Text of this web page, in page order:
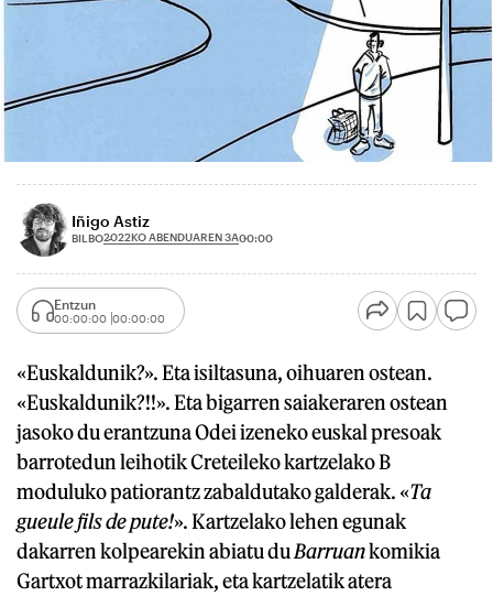
Iñigo Astiz
BILBO2022KO ABENDUAREN 3A00:00
Entzun
00:00:00 00:00:00
«Euskaldunik?». Eta isiltasuna, oihuaren ostean.
«Euskaldunik?!!». Eta bigarren saiakeraren ostean
jasoko du erantzuna Odei izeneko euskal presoak
barrotedun leihotik Creteileko kartzelako B
moduluko patiorantz zabaldutako galderak. «Ta
gueule fils de pute!». Kartzelako lehen egunak
dakarren kolpearekin abiatu du Barruankomikia
Gartxot marrazkilariak, eta kartzelatik atera